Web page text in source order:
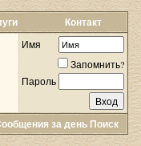
Контакт
Имя
Запомнить?
Пароль
за день Поиск